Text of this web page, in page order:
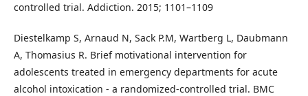
controlled trial. Addiction. 2015; 1101–1109
Diestelkamp S, Arnaud N, Sack P.M, Wartberg L, Daubmann
A, Thomasius R. Brief motivational intervention for
adolescents treated in emergency departments for acute
alcohol intoxication - a randomized-controlled trial. BMC